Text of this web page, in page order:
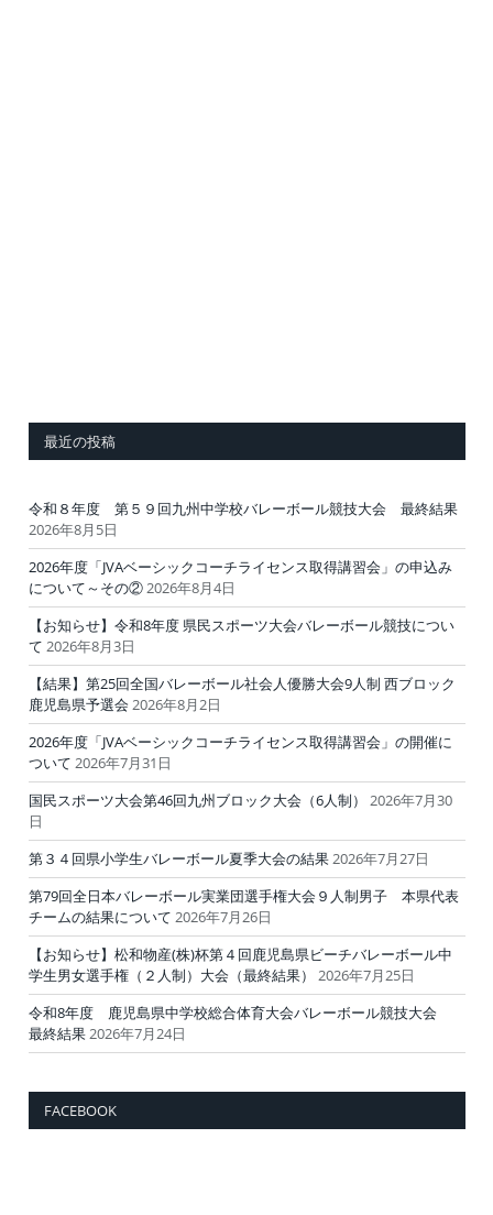
最近の投稿
令和８年度 第５９回九州中学校バレーボール競技大会 最終結果
2026年8月5日
2026年度「JVAベーシックコーチライセンス取得講習会」の申込み
について～その②2026年8月4日
【お知らせ】令和8年度 県民スポーツ大会バレーボール競技につい
て 2026年8月3日
【結果】第25回全国バレーボール社会人優勝大会9人制 西ブロック
鹿児島県予選会 2026年8月2日
2026年度「JVAベーシックコーチライセンス取得講習会」の開催に
ついて 2026年7月31日
国民スポーツ大会第46回九州ブロック大会（6人制）
2026年7月30
日
第３４回県小学生バレーボール夏季大会の結果2026年7月27日
第79回全日本バレーボール実業団選手権大会９人制男子 本県代表
チームの結果について 2026年7月26日
【お知らせ】松和物産(株)杯第４回鹿児島県ビーチバレーボール中
学生男女選手権（２人制）大会（最終結果）
2026年7月25日
令和8年度 鹿児島県中学校総合体育大会バレーボール競技大会
最終結果2026年7月24日
FACEBOOK